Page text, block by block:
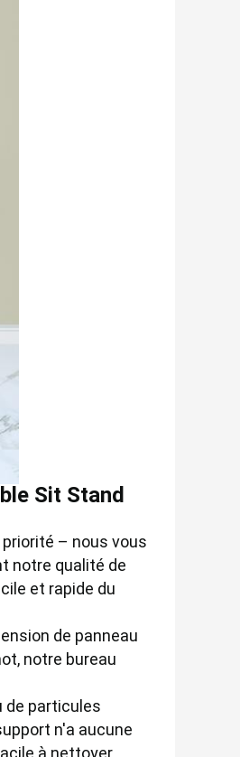
Sit Stand
– nous vous
notre qualité de
et rapide du
de panneau
notre bureau
de particules
n'a aucune
à nettoyer.